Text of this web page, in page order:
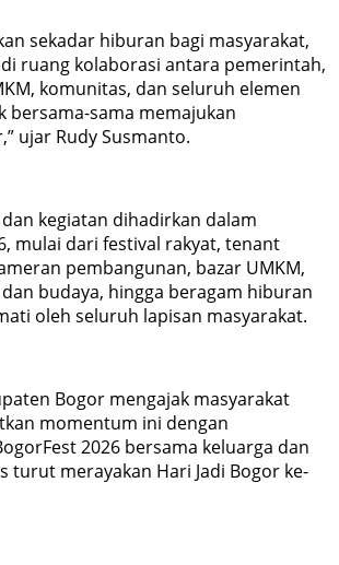
sekadar hiburan bagi masyarakat,
ruang kolaborasi antara pemerintah,
komunitas, dan seluruh elemen
bersama-sama memajukan
ujar Rudy Susmanto.
kegiatan dihadirkan dalam
mulai dari festival rakyat, tenant
pembangunan, bazar UMKM,
budaya, hingga beragam hiburan
oleh seluruh lapisan masyarakat.
Bogor mengajak masyarakat
momentum ini dengan
2026 bersama keluarga dan
turut merayakan Hari Jadi Bogor ke-